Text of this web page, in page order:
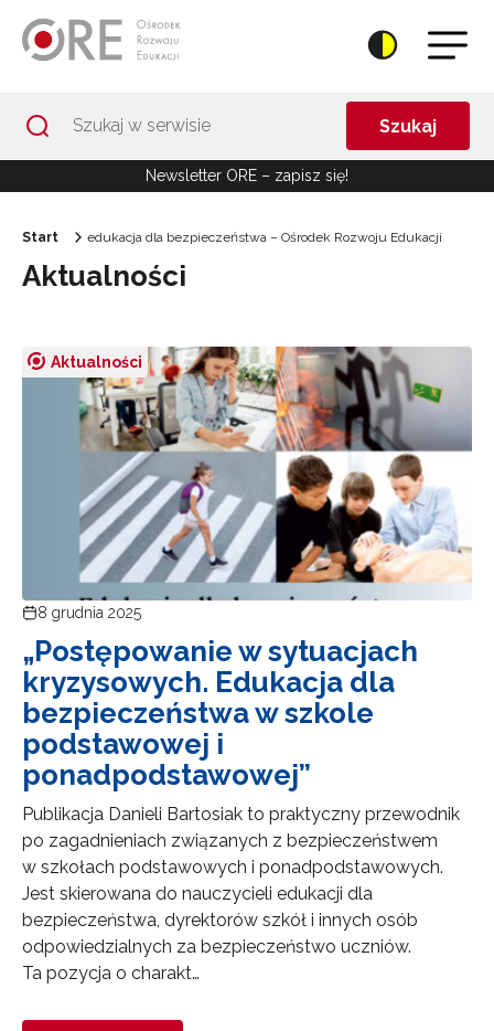
Szukaj
Newsletter ORE – zapisz się!
Start edukacja dla bezpieczeństwa – Ośrodek Rozwoju Edukacji
Aktualności
Aktualności
8 grudnia 2025
„Postępowanie w sytuacjach
kryzysowych. Edukacja dla
bezpieczeństwa w szkole
podstawowej i
ponadpodstawowej”
Publikacja Danieli Bartosiak to praktyczny przewodnik
po zagadnieniach związanych z bezpieczeństwem
w szkołach podstawowych i ponadpodstawowych.
Jest skierowana do nauczycieli edukacji dla
bezpieczeństwa, dyrektorów szkół i innych osób
odpowiedzialnych za bezpieczeństwo uczniów.
Ta pozycja o charakt…